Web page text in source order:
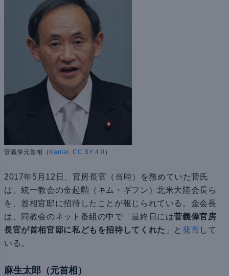
菅義偉元首相（ Kantei, CC BY 4.0 ）
2017年5月12日、官房長官（当時）を務めていた菅氏
は、統一教会の金起勲（キム・ギフン）北米大陸会長ら
を、首相官邸に招待したことが報じられている。金会長
は、同教会のネット番組の中で「最終日には菅義偉官房
長官が首相官邸に私どもを招待してくれた 」と発言 して
いる。
麻生太郎（元首相）